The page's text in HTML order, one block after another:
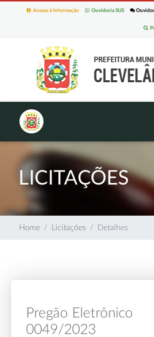
Ouvidoria SUS
Acesso à Informação
LICITAÇÕES
Home Licitações Detalhes
Pregão Eletrônico
0049/2023